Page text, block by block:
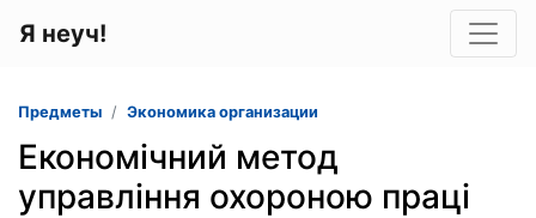
Я неуч!
Предметы Экономика организации
Економічний метод
управління охороною праці